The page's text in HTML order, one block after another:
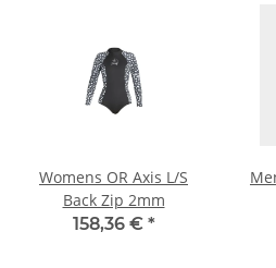
Womens OR Axis L/S
Back Zip 2mm
158,36 € *